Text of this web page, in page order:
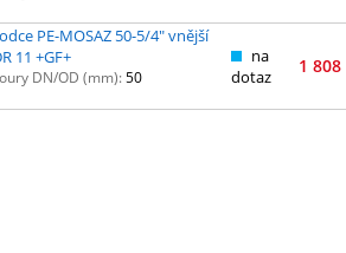
PE-MOSAZ 50-5/4" vnější
11 +GF+
DN/OD (mm):50
na
dotaz
1 808